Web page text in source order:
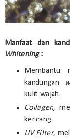
Manfaat dan
Whitening:
Membantu
kandungan
kulit wajah.
Collagen,
kencang.
UV Filter,